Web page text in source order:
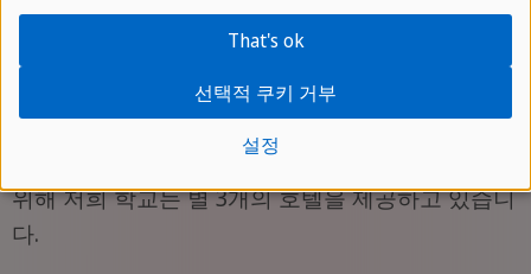
싱글룸 또는 더블룸 가능
많은 편안함과 개인 프라이버시를 원하시는 분들을
위해 저희 학교는 별 3개의 호텔을 제공하고 있습니
다.
설정
선택적 쿠키 거부
That's ok